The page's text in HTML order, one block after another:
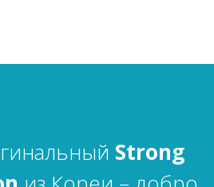
Strong